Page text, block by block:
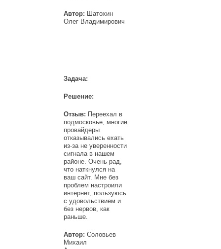
Автор: Шатохин
Олег Владимирович
Задача:
Решение:
Отзыв: Переехал в
подмосковье, многие
провайдеры
отказывались ехать
из-за не уверенности
сигнала в нашем
районе. Очень рад,
что наткнулся на
ваш сайт. Мне без
проблем настроили
интернет, пользуюсь
с удовольствием и
без нервов, как
раньше.
Автор: Соловьев
Михаил